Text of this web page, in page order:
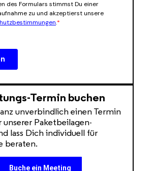
Termin buchen
unverbindlich einen Termin
unserer Paketbeilagen-
lass Dich individuell für
beraten.
Buche ein Meeting